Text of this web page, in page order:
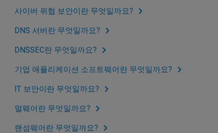
사이버 위협 보안이란 무엇일까요?
DNS 서버란 무엇일까요?
DNSSEC란 무엇일까요?
기업 애플리케이션 소프트웨어란 무엇일까요?
IT 보안이란 무엇일까요?
멀웨어란 무엇일까요?
랜섬웨어란 무엇일까요?